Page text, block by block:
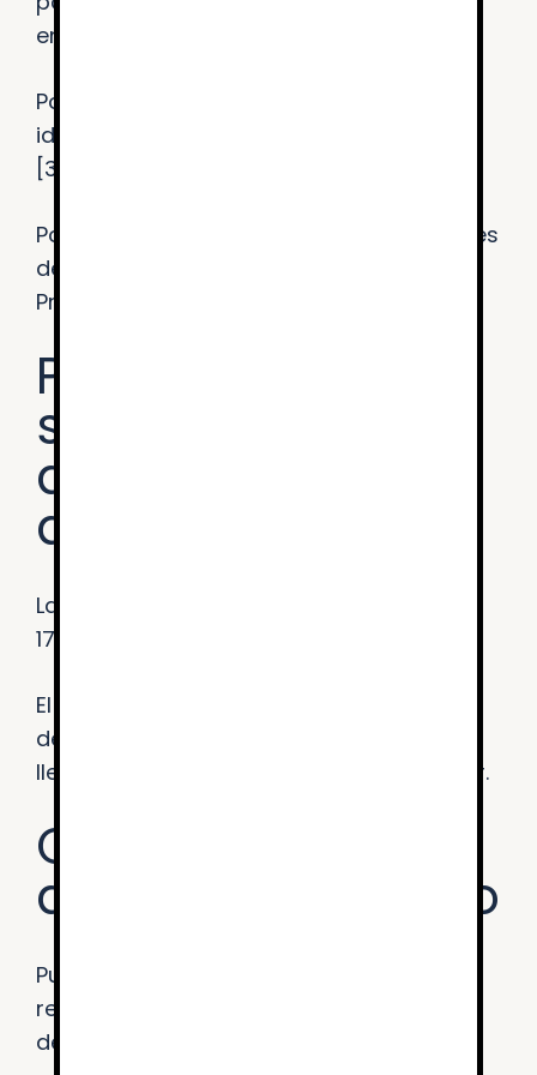
entradas]
Podrían existir algunos textos en otro
idioma no etiquetados correctamente
[3.1.2 Idioma de las partes]
Podrían existir errores de código puntuales
de edición en alguna página web. [4.1.1
Procesamiento]
Preparación de la
siguiente
declaración de
accesibilidad
La presente declaración fue preparada el
17 de marzo de 2023
El método empleado para preparar la
declaración ha sido una autoevaluación
llevada a cabo por el Agente Digitalizador.
Observaciones y
datos de contacto
Puede realizar comunicaciones sobre
requisitos de accesibilidad (articulo 10.2.a
del RD 1112/2018) como por ejemplo: